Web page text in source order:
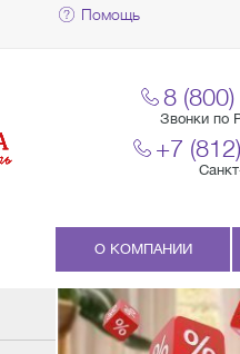
Помощь
8
Звонки по
+7
О КОМПАНИИ